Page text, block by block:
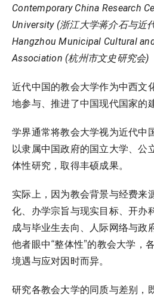
Contemporary China Research
University (浙江大学蒋介石与近
Hangzhou Municipal Cultural
Association (杭州市文史研究会)
近代中国的教会大学作为中西文
地参与、推进了中国现代国家的
学界通常将教会大学视为近代中
以隶属中国政府的国立大学、公
体性研究，取得丰硕成果。
实际上，因为教会背景与经费来
化、办学宗旨与现实目标、开办
成与毕业生去向、人际网络与政
他者眼中“整体性”的教会大学，
境遇与应对因时而异。
研究各教会大学的同质与差别，